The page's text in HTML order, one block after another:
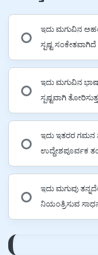
ಇದು ಮಗುವಿನ
ಸ್ಪಷ್ಟ ಸಂಕೇತವಾಗಿದೆ
ಇದು ಮಗುವಿನ
ಸ್ಪಷ್ಟವಾಗಿ
ಇದು ಇತರರ
ಉದ್ದೇಶಪೂರ್ವಕ
ಇದು ಮಗುವು
ನಿಯಂತ್ರಿಸುವ